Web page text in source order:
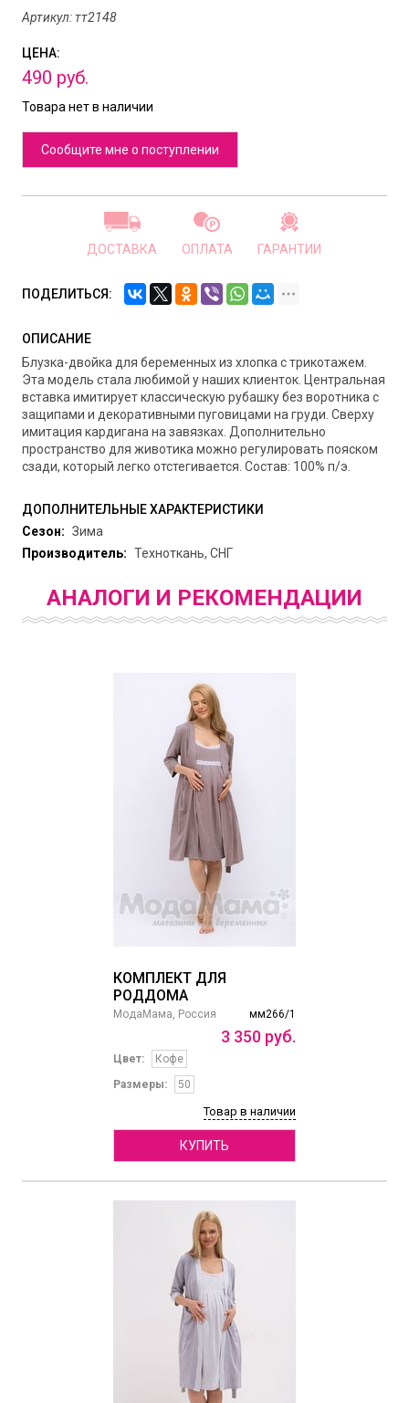
Артикул: тт2148
ЦЕНА:
490 руб.
Товара нет в наличии
Сообщите мне о поступлении
ДОСТАВКА ОПЛАТА ГАРАНТИИ
ПОДЕЛИТЬСЯ:
ОПИСАНИЕ
Блузка-двойка для беременных из хлопка с трикотажем.
Эта модель стала любимой у наших клиенток. Центральная
вставка имитирует классическую рубашку без воротника с
защипами и декоративными пуговицами на груди. Сверху
имитация кардигана на завязках. Дополнительно
пространство для животика можно регулировать пояском
сзади, который легко отстегивается. Состав: 100% п/э.
ДОПОЛНИТЕЛЬНЫЕ ХАРАКТЕРИСТИКИ
Сезон: Зима
Производитель: Техноткань, СНГ
АНАЛОГИ И РЕКОМЕНДАЦИИ
КОМПЛЕКТ ДЛЯ
РОДДОМА
мм266/1
МодаМама, Россия
3 350 руб.
Цвет:
Кофе
Размеры:
50
Товар в наличии
КУПИТЬ